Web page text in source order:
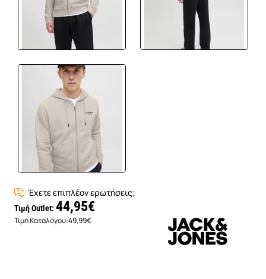
Έχετε επιπλέον ερωτήσεις;
Τιμή Outlet: 44,95€
Τιμή Καταλόγου:49,99€